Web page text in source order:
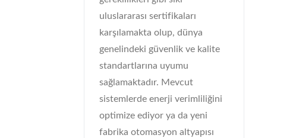
uluslararası sertifikaları
karşılamakta olup, dünya
genelindeki güvenlik ve kalite
standartlarına uyumu
sağlamaktadır. Mevcut
sistemlerde enerji verimliliğini
optimize ediyor ya da yeni
fabrika otomasyon altyapısı